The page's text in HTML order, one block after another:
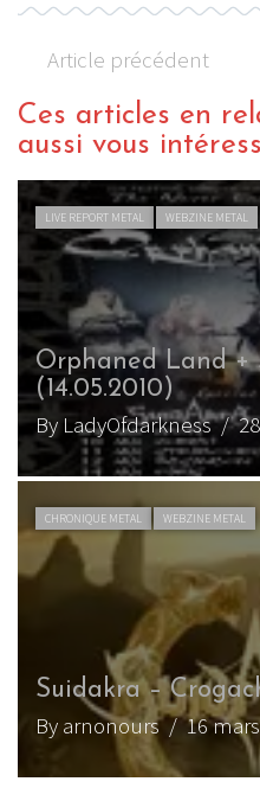
Article précédent
Ces articles en
aussi vous
LIVE REPORT METAL WEBZINE METAL
Orphaned Land +
(14.05.2010)
By LadyOfdarkness/ 28
CHRONIQUE METAL WEBZINE METAL
Suidakra –
By arnonours/ 16 mars